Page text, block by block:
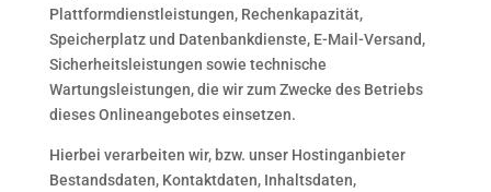
Plattformdienstleistungen, Rechenkapazität,
Speicherplatz und Datenbankdienste, E-Mail-Versand,
Sicherheitsleistungen sowie technische
Wartungsleistungen, die wir zum Zwecke des Betriebs
dieses Onlineangebotes einsetzen.
Hierbei verarbeiten wir, bzw. unser Hostinganbieter
Bestandsdaten, Kontaktdaten, Inhaltsdaten,